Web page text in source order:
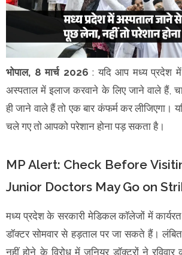
भोपाल, 8 मार्च 2026: यदि आप मध्य प्रदेश में
अस्पताल में इलाज करवाने के लिए जाने वाले हैं,
ही जाने वाले हैं तो एक बार कंफर्म कर लीजिएगा।
चले गए तो आपको परेशान होना पड़ सकता है।
MP Alert: Check Before
Junior Doctors May Go on
मध्य प्रदेश के सरकारी मेडिकल कॉलेजों में
डॉक्टर सोमवार से हड़ताल पर जा सकते हैं।
नहीं होने के विरोध में जूनियर डॉक्टरों ने